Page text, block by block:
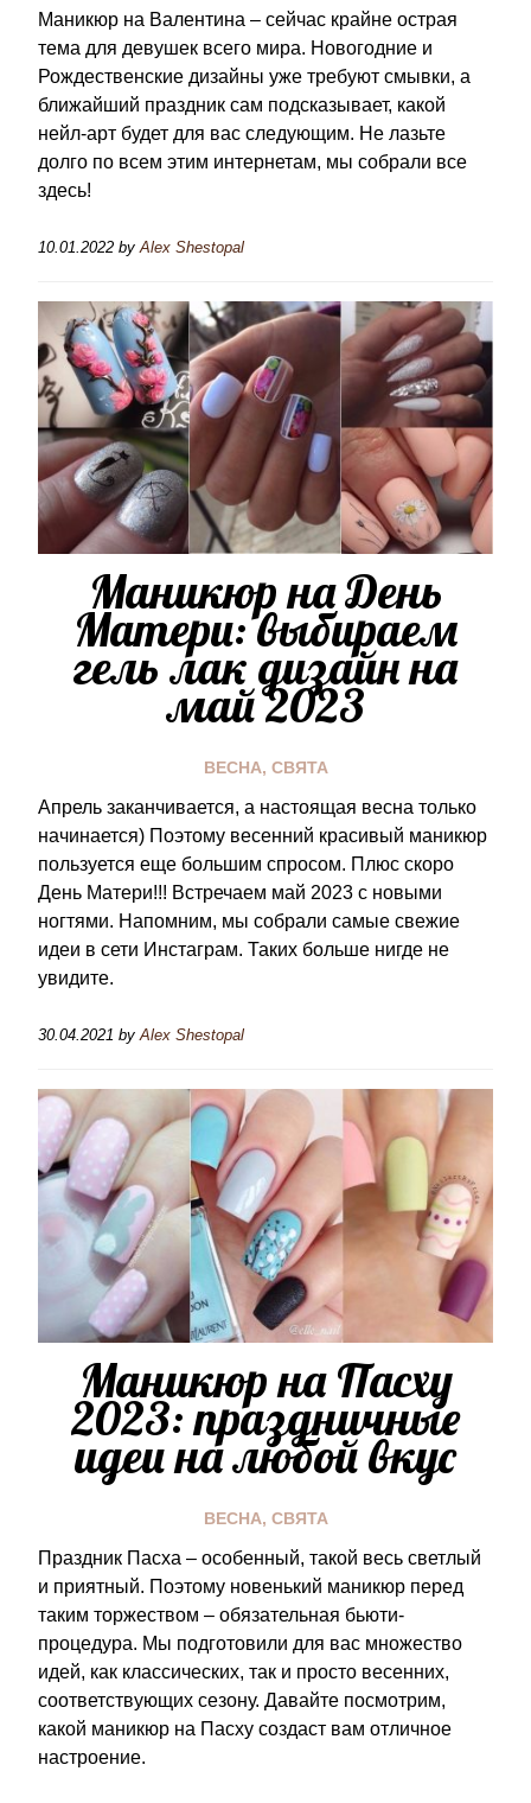
Маникюр на Валентина – сейчас крайне острая
тема для девушек всего мира. Новогодние и
Рождественские дизайны уже требуют смывки, а
ближайший праздник сам подсказывает, какой
нейл-арт будет для вас следующим. Не лазьте
долго по всем этим интернетам, мы собрали все
здесь!
10.01.2022 by Alex Shestopal
Маникюр на День
Матери: выбираем
гель лак дизайн на
май 2023
ВЕСНА, СВЯТА
Апрель заканчивается, а настоящая весна только
начинается) Поэтому весенний красивый маникюр
пользуется еще большим спросом. Плюс скоро
День Матери!!! Встречаем май 2023 с новыми
ногтями. Напомним, мы собрали самые свежие
идеи в сети Инстаграм. Таких больше нигде не
увидите.
30.04.2021 byAlex Shestopal
Маникюр на Пасху
2023: праздничные
идеи на любой вкус
ВЕСНА, СВЯТА
Праздник Пасха – особенный, такой весь светлый
и приятный. Поэтому новенький маникюр перед
таким торжеством – обязательная бьюти-
процедура. Мы подготовили для вас множество
идей, как классических, так и просто весенних,
соответствующих сезону. Давайте посмотрим,
какой маникюр на Пасху создаст вам отличное
настроение.